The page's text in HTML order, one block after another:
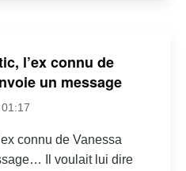
l’ex connu de
un message
connu de Vanessa
Il voulait lui dire